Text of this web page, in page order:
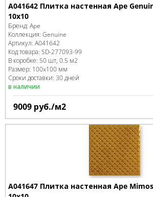
A041642 Плитка настенная Ape
10x10
Бренд: Ape
Коллекция: Genuine
Артикул: A041642
Код товара: SD-277093-99
В коробке: 50 шт, 0.5 м2
Размер: 100x100 мм
Сроки доставки: 30 дней
в наличии
9009 руб./м2
A041647 Плитка настенная Ape